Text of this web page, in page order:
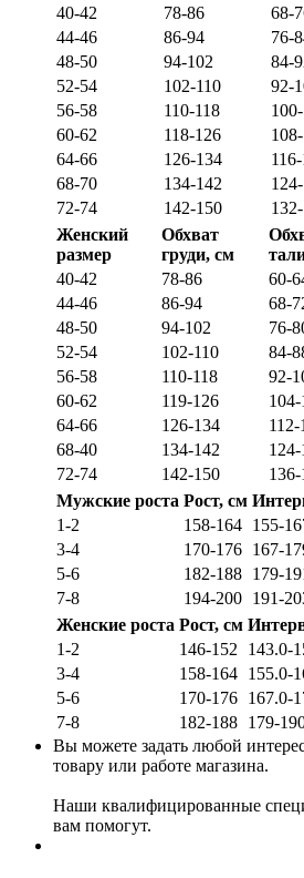
40-42
78-86 68-
44-46
86-94 76-
48-50
94-102 84-
52-54
102-110 92-
56-58
110-118
60-62
118-126
64-66
126-134
68-70
134-142
72-74
142-150
Женский
размер
Обхват
груди, см
40-42
78-86 60-
44-46
86-94 68-
48-50
94-102 76-
52-54
102-110 84-
56-58
110-118 92-
60-62
119-126
64-66
126-134 112-
68-40
134-142 124-
72-74
142-150
Мужские роста Рост, см
1-2
158-164 155-
3-4
170-176 167-
5-6
182-188 179-
7-8
194-200 191-
Женские роста Рост, см
1-2
146-152
143.0-
3-4
158-164 155.0-
5-6
170-176 167.0-
7-8
182-188 179-
Вы можете задать любой
товару или работе магазина.
Наши квалифицированные
вам помогут.